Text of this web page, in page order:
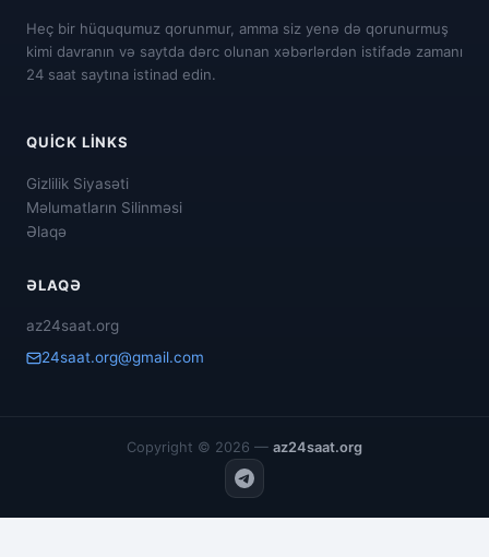
Heç bir hüququmuz qorunmur, amma siz yenə də qorunurmuş
kimi davranın və saytda dərc olunan xəbərlərdən istifadə zamanı
24 saat saytına istinad edin.
QUICK LINKS
Gizlilik Siyasəti
Məlumatların Silinməsi
Əlaqə
ƏLAQƏ
az24saat.org
24saat.org@gmail.com
Copyright © 2026 — az24saat.org